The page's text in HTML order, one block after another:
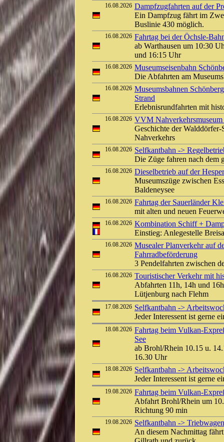
16.08.2026 Dampfzugfahrten auf der
Ein Dampfzug fährt im
Buslinie 430 möglich.
16.08.2026 Fahrtag bei der Öchsle-
ab Warthausen um 10:30
und 16:15 Uhr
16.08.2026 Museumseisenbahn
Die Abfahrten am
16.08.2026 Museumsbahnen
Strand
Erlebnisrundfahrten mit
16.08.2026 VVM
Geschichte der
Nahverkehrs
16.08.2026 Selfkantbahn ->
Die Züge fahren nach dem
16.08.2026 Dieselbetrieb auf der
Museumszüge zwischen
Baldeneysee
16.08.2026 Fahrtag der Sauerländer
mit alten und neuen
16.08.2026 Kombination Schiff +
Einstieg: Anlegestelle
16.08.2026 Musealer Planverkehr auf
Fahrradbeförderung
3 Pendelfahrten zwischen
16.08.2026 Touristischer Verkehr mit
Abfahrten 11h, 14h und
Lütjenburg nach Flehm
17.08.2026 Selfkantbahn ->
Jeder Interessent ist gerne
18.08.2026 Fahrtag beim Vulkan-
See
ab Brohl/Rhein 10.15 u.
16.30 Uhr
18.08.2026 Selfkantbahn ->
Jeder Interessent ist gerne
19.08.2026 Fahrtag beim Vulkan-
Abfahrt Brohl/Rhein um
Richtung 90 min
19.08.2026 Selfkantbahn ->
An diesem Nachmittag